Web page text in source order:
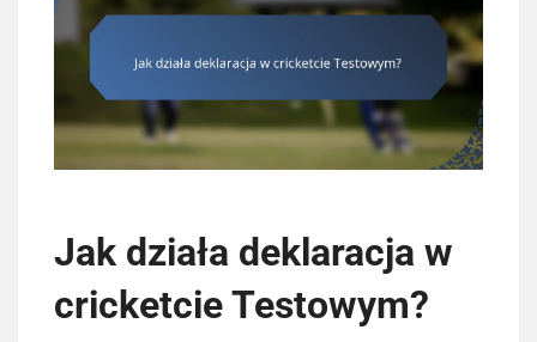
Jak działa deklaracja w
cricketcie Testowym?